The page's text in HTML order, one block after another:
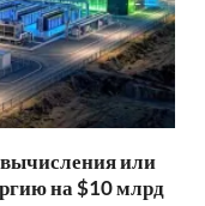
или
на $10 млрд